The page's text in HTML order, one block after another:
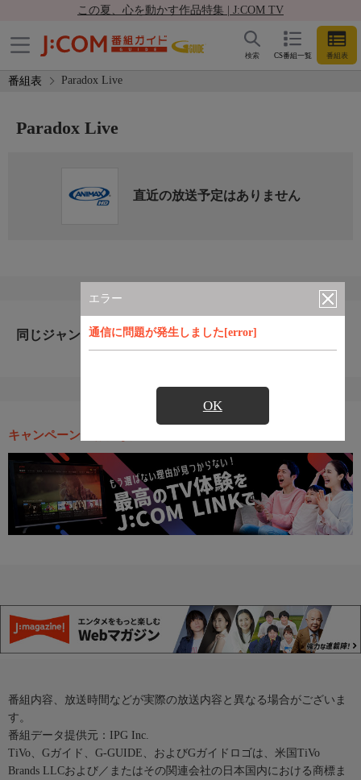
この夏、心を動かす作品特集 | J:COM TV
CS番組一覧 番組表
検索
番組表 Paradox Live
エラー
通信に問題が発生しました[error]
OK
Paradox Live
直近の放送予定はありません
同じジャンルのおすすめ番組
キャンペーン・お得な情報
番組内容、放送時間などが実際の放送内容と異なる場合がございま
す。
番組データ提供元：IPG Inc.
TiVo、Gガイド、G-GUIDE、およびGガイドロゴは、米国TiVo
Brands LLCおよび／またはその関連会社の日本国内における商標ま